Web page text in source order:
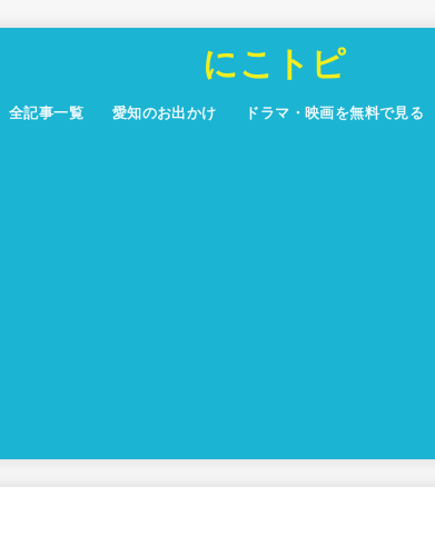
にこトピ
全記事一覧 愛知のお出かけ ドラマ・映画を無料で見る